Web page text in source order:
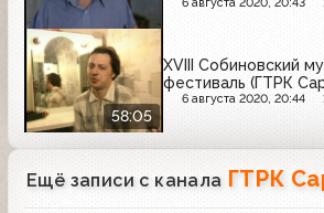
6 августа 2020, 20:43
58:05
XVIII Собиновский
фестиваль (ГТРК
6 августа 2020, 20:44
Ещё записи с канала ГТРК